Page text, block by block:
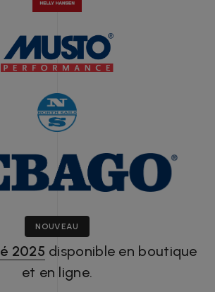
NOUVEAU
2025 disponible en boutique
et en ligne.